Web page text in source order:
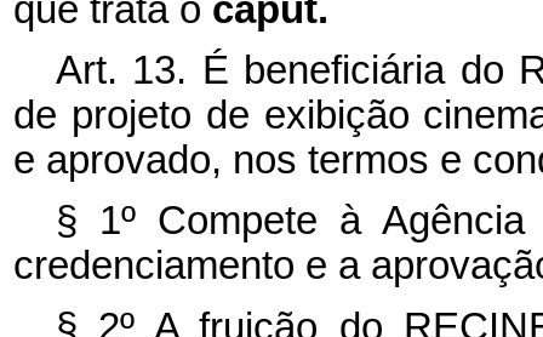
que trata o caput.
Art. 13. É beneficiária do
de projeto de exibição
e aprovado, nos termos e
§ 1º Compete à
credenciamento e a
§ 2º A fruição do